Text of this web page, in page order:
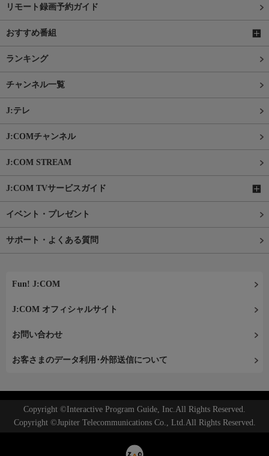
リモート録画予約ガイド
おすすめ番組
ランキング
チャンネル一覧
J:テレ
J:COMチャンネル
J:COM STREAM
J:COM TVサービスガイド
イベント・プレゼント
サポート・よくある質問
Fun! J:COM
J:COM オフィシャルサイト
お問い合わせ
お客さまのデータ利用･外部送信について
Copyright ©Interactive Program Guide, Inc.All Rights Reserved.
Copyright ©Jupiter Telecommunications Co., Ltd.All Rights Reserved.